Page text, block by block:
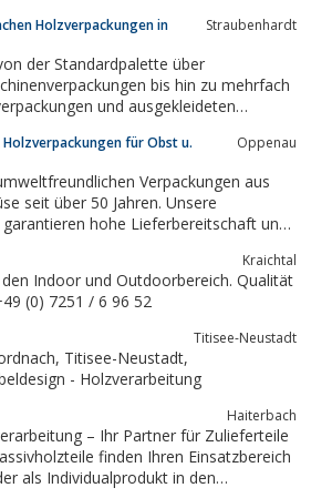
Holzverpackungen in
Straubenhardt
der Standardpalette über
und ausgekleideten
für Obst u.
Oppenau
Verpackungen aus
seit über 50 Jahren. Unsere
hohe Lieferbereitschaft und
Kraichtal
Indoor und Outdoorbereich. Qualität
(0) 7251 / 6 96 52
Titisee-Neustadt
Neustadt,
- Holzverarbeitung
Haiterbach
– Ihr Partner für Zulieferteile
finden Ihren Einsatzbereich
als Individualprodukt in den